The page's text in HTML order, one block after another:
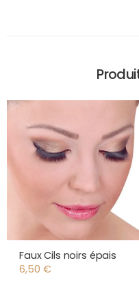
Faux Cils noirs épais
6,50 €